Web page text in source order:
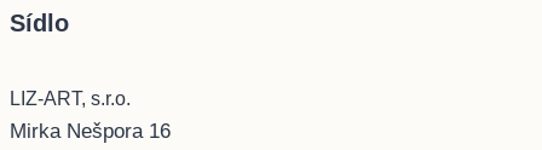
Sídlo
LIZ-ART, s.r.o.
Mirka Nešpora 16